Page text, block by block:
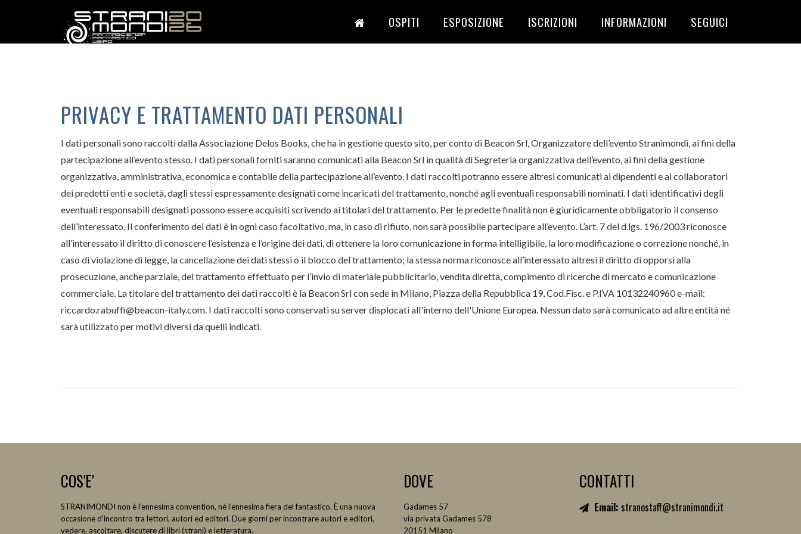
OSPITI ESPOSIZIONE ISCRIZIONI INFORMAZIONI SEGUICI
PRIVACY E TRATTAMENTO DATI PERSONALI
I dati personali sono raccolti dalla Associazione Delos Books, che ha in gestione questo sito, per conto di Beacon Srl, Organizzatore dell’evento Stranimondi, ai fini della
partecipazione all’evento stesso. I dati personali forniti saranno comunicati alla Beacon Srl in qualità di Segreteria organizzativa dell’evento, ai fini della gestione
organizzativa, amministrativa, economica e contabile della partecipazione all’evento. I dati raccolti potranno essere altresì comunicati ai dipendenti e ai collaboratori
dei predetti enti e società, dagli stessi espressamente designati come incaricati del trattamento, nonché agli eventuali responsabili nominati. I dati identificativi degli
eventuali responsabili designati possono essere acquisiti scrivendo ai titolari del trattamento. Per le predette finalità non è giuridicamente obbligatorio il consenso
dell’interessato. Il conferimento dei dati è in ogni caso facoltativo, ma, in caso di rifiuto, non sarà possibile partecipare all’evento. L’art. 7 del d.lgs. 196/2003 riconosce
all’interessato il diritto di conoscere l’esistenza e l’origine dei dati, di ottenere la loro comunicazione in forma intelligibile, la loro modificazione o correzione nonché, in
caso di violazione di legge, la cancellazione dei dati stessi o il blocco del trattamento; la stessa norma riconosce all’interessato altresì il diritto di opporsi alla
prosecuzione, anche parziale, del trattamento effettuato per l’invio di materiale pubblicitario, vendita diretta, compimento di ricerche di mercato e comunicazione
commerciale. La titolare del trattamento dei dati raccolti è la Beacon Srl con sede in Milano, Piazza della Repubblica 19, Cod.Fisc. e P.IVA 10132240960 e-mail:
riccardo.rabuffi@beacon-italy.com. I dati raccolti sono conservati su server displocati all'interno dell'Unione Europea. Nessun dato sarà comunicato ad altre entità né
sarà utilizzato per motivi diversi da quelli indicati.
COS'E'
STRANIMONDI non è l’ennesima convention, né l’ennesima fiera del fantastico. È una nuova
occasione d'incontro tra lettori, autori ed editori. Due giorni per incontrare autori e editori,
vedere, ascoltare, discutere di libri (strani) e letteratura.
DOVE
Gadames 57
via privata Gadames 578
20151 Milano
CONTATTI
Email: stranostaff@stranimondi.it